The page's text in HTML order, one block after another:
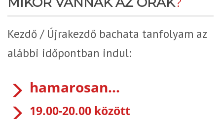
Kezdő / Újrakezdő bachata tanfolyam az
alábbi időpontban indul:
hamarosan...
19.00-20.00 között